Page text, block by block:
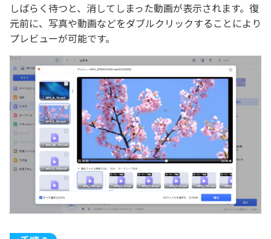
しばらく待つと、消してしまった動画が表示されます。復
元前に、写真や動画などをダブルクリックすることにより
プレビューが可能です。